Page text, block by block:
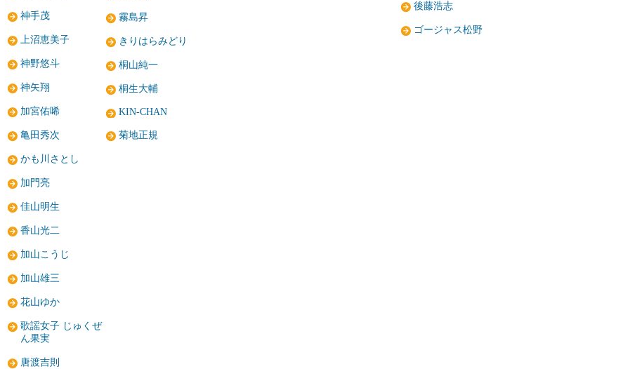
神手茂
上沼恵美子
神野悠斗
神矢翔
加宮佑唏
亀田秀次
かも川さとし
加門亮
佳山明生
香山光二
加山こうじ
加山雄三
花山ゆか
歌謡女子 じゅくぜ
ん果実
唐渡吉則
霧島昇
きりはらみどり
桐山純一
桐生大輔
KIN-CHAN
菊地正規
後藤浩志
ゴージャス松野